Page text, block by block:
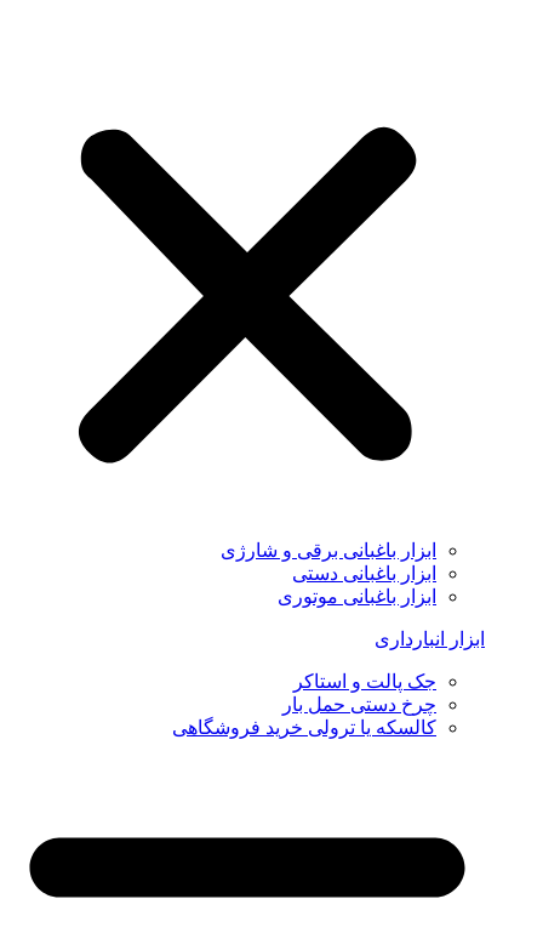
ابزار باغبانی برقی و شارژی
ابزار باغبانی دستی
ابزار باغبانی موتوری
ابزار انبارداری
جک پالت و استاکر
چرخ دستی حمل بار
کالسکه یا ترولی خرید فروشگاهی